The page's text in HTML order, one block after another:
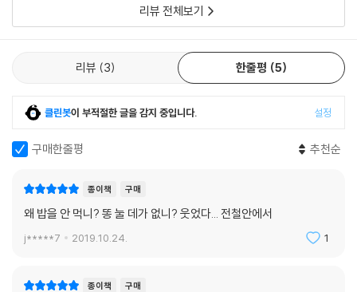
바늘 끝에 떨어지게 내버려두고
토시 낀 소매로 훔치며
결국은
오늘의 구두를 다 짓고 있는 사람
17호실에…… 가면
울지 않으려고
리뷰 전체보기
리뷰 3 한줄평 5
클린봇이 부적절한 글을 감지 중입니다. 설정
구매한줄평 추천순
종이책 구매
왜 밥을 안 먹니? 똥 눌 데가 없니? 웃었다... 전철안에서
j*****7 2019.10.24. 1
종이책 구매